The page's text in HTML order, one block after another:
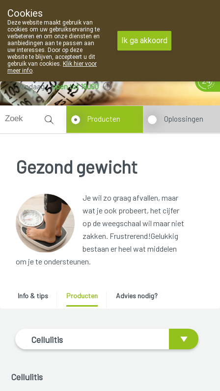
09 373 94 03
Vandaag open tot 19u00
Producten Oplossingen
Gezond gewicht
Je wil zo graag afvallen, maar
wat je ook probeert, het cijfer
op de weegschaal wil maar niet
zakken. Frustrerend!Gelukkig
bestaan er heel wat middelen
om je te ondersteunen.
Info & tips Producten Advies nodig?
Cellulitis
Cellulitis
Cookies
Deze website maakt gebruik van
cookies om uw gebruikservaring te
verbeteren en om onze diensten en
aanbiedingen aan te passen aan
uw interesses. Door op deze
website te blijven, accepteert u dit
gebruik van cookies. Klik hier voor
meer info.
Ik ga akkoord